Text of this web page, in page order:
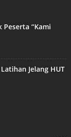
“Kami
Jelang HUT